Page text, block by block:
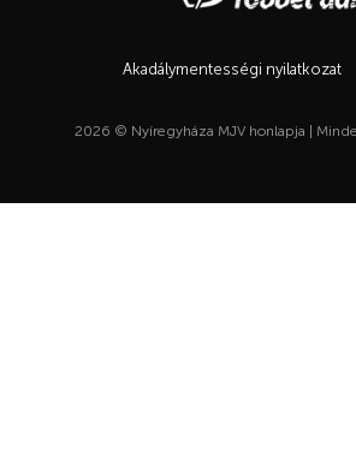
Akadálymentességi nyilatkozat
2026 © Nyíregyháza MJV honlapja |